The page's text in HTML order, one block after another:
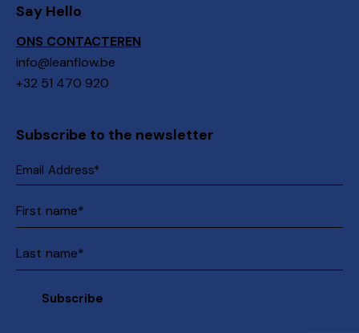
Say Hello
ONS CONTACTEREN
info@leanflow.be
+32 51 470 920
Subscribe to the newsletter